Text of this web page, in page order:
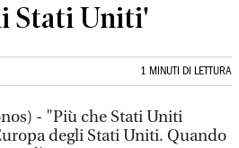
Stati Uniti'
1 MINUTI DI LETTURA
- "Più che Stati Uniti
degli Stati Uniti. Quando